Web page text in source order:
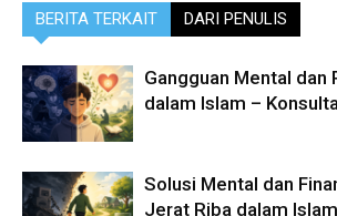
BERITA TERKAIT DARI PENULIS
Gangguan Mental dan
dalam Islam –
Solusi Mental dan
Jerat Riba dalam